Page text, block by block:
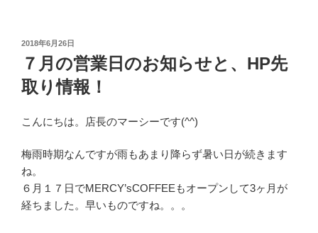
投
稿
日:
2018年6月26日
７月の営業日のお知らせと、HP先
取り情報！
こんにちは。店長のマーシーです(^^)
梅雨時期なんですが雨もあまり降らず暑い日が続きます
ね。
６月１７日でMERCY’sCOFFEEもオープンして3ヶ月が
経ちました。早いものですね。。。